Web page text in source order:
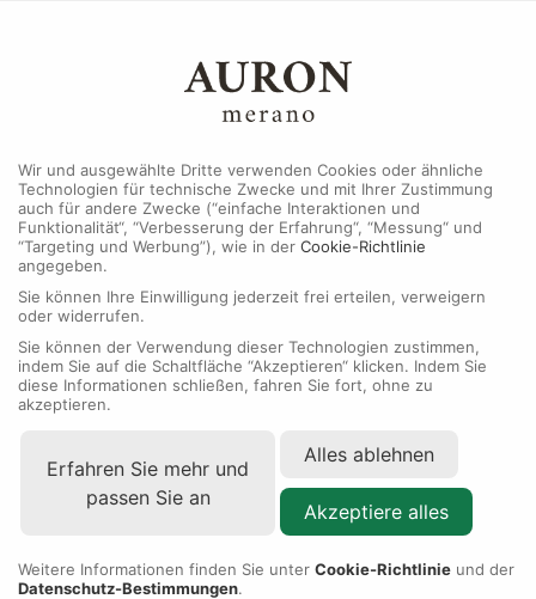
Wir und ausgewählte Dritte verwenden Cookies oder ähnliche
Technologien für technische Zwecke und mit Ihrer Zustimmung
auch für andere Zwecke (“einfache Interaktionen und
Funktionalität“, “Verbesserung der Erfahrung“, “Messung“ und
“Targeting und Werbung”), wie in der Cookie-Richtlinie
angegeben.
Sie können Ihre Einwilligung jederzeit frei erteilen, verweigern
oder widerrufen.
Sie können der Verwendung dieser Technologien zustimmen,
indem Sie auf die Schaltfläche “Akzeptieren“ klicken. Indem Sie
diese Informationen schließen, fahren Sie fort, ohne zu
akzeptieren.
Erfahren Sie mehr und
passen Sie an
Alles ablehnen
Akzeptiere alles
Weitere Informationen finden Sie unter Cookie-Richtlinie und der
Datenschutz-Bestimmungen.